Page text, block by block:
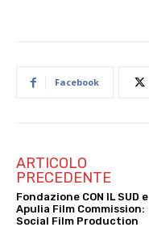
Facebook
ARTICOLO
PRECEDENTE
Fondazione CON IL SUD e
Apulia Film Commission:
Social Film Production